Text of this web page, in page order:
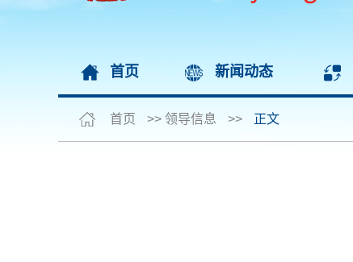
首页 新闻动态
首页 >> 领导信息 >> 正文